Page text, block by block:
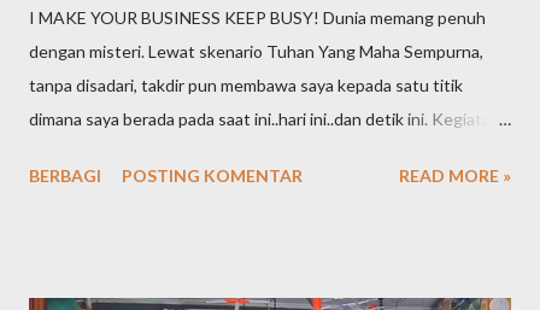
I MAKE YOUR BUSINESS KEEP BUSY! Dunia memang penuh
dengan misteri. Lewat skenario Tuhan Yang Maha Sempurna,
tanpa disadari, takdir pun membawa saya kepada satu titik
dimana saya berada pada saat ini..hari ini..dan detik ini. Kegiatan
berkelanjutan hingga akhirnya menjadi sebuah profesi. Embel-
BERBAGI POSTING KOMENTAR READ MORE »